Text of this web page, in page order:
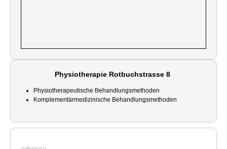
Physiotherapie Rotbuchstrasse 8
Physiotherapeutische Behandlungsmethoden
Komplementärmedizinische Behandlungsmethoden